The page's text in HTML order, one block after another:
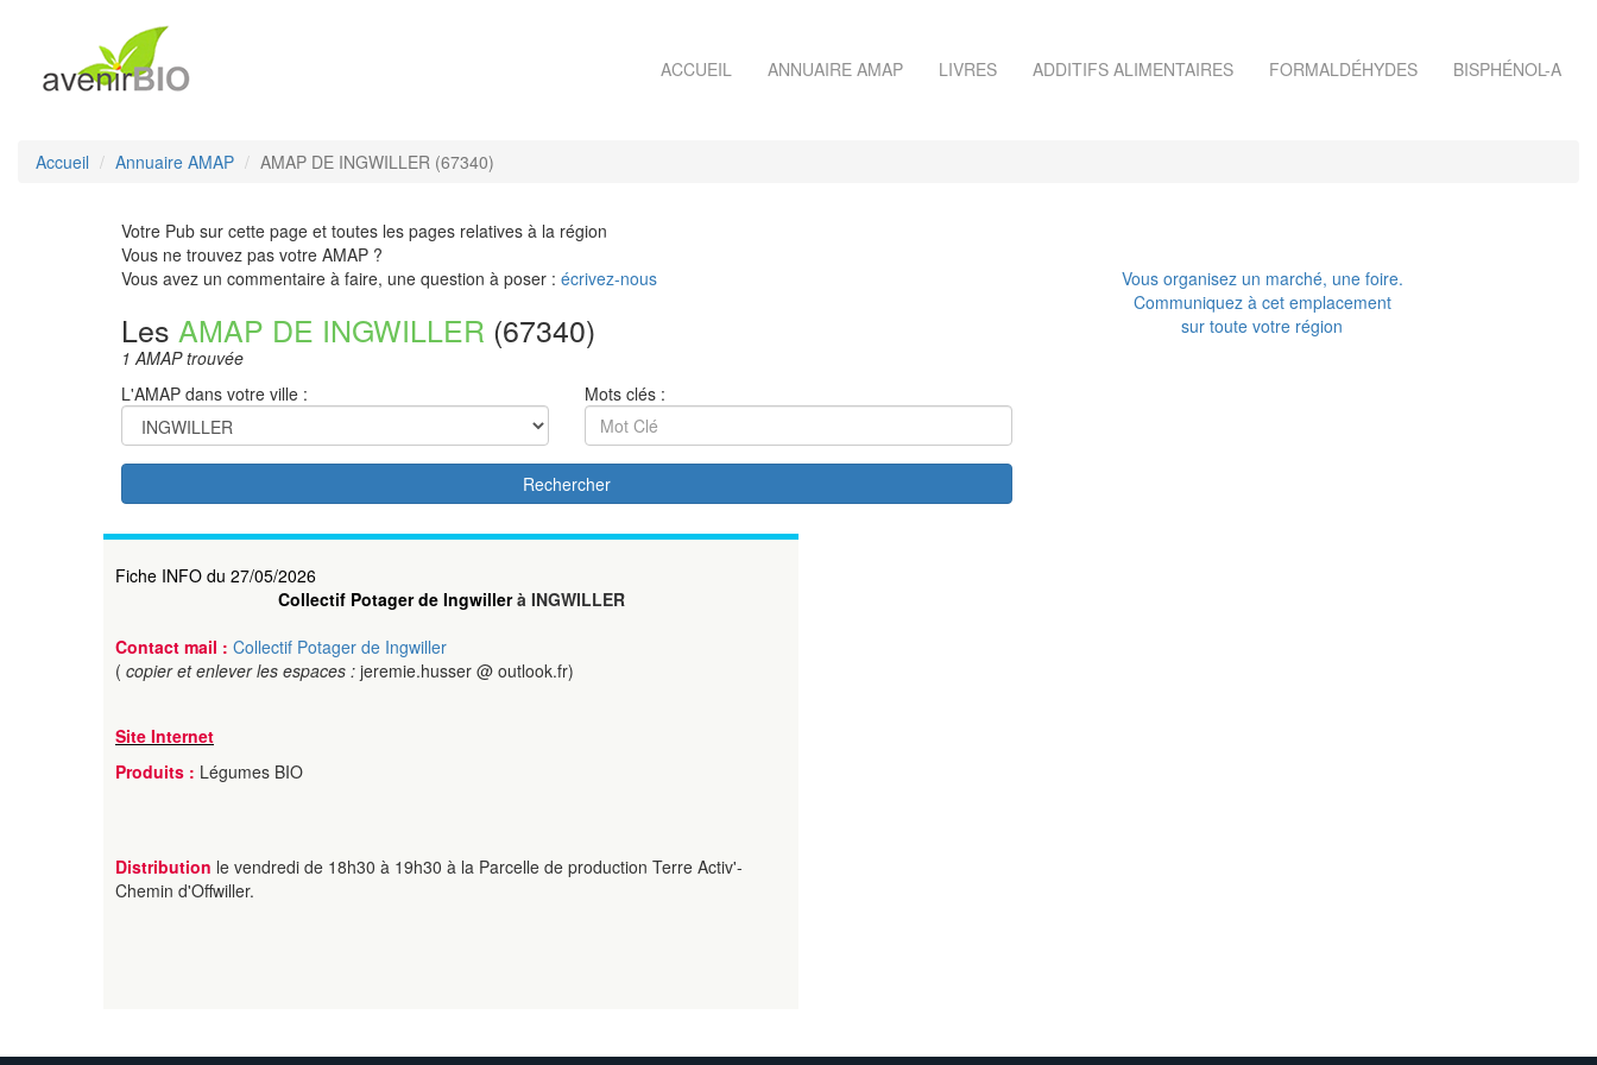
ACCUEIL ANNUAIRE AMAP LIVRES ADDITIFS ALIMENTAIRES FORMALDÉHYDES BISPHÉNOL-A
Accueil Annuaire AMAP AMAP DE INGWILLER (67340)
Votre Pub sur cette page et toutes les pages relatives à la région
Vous ne trouvez pas votre AMAP ?
Vous avez un commentaire à faire, une question à poser : écrivez-nous
Les AMAP DE INGWILLER (67340)
1 AMAP trouvée
L'AMAP dans votre ville :
Mots clés :
Rechercher
Vous organisez un marché, une foire.
Communiquez à cet emplacement
sur toute votre région
Fiche INFO du 27/05/2026
Collectif Potager de Ingwillerà INGWILLER
Contact mail : Collectif Potager de Ingwiller
( copier et enlever les espaces : jeremie.husser @ outlook.fr)
Site Internet
Produits : Légumes BIO
Distribution le vendredi de 18h30 à 19h30 à la Parcelle de production Terre Activ'-
Chemin d'Offwiller.